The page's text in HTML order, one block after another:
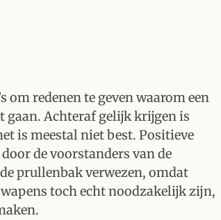
om redenen te geven waarom een
gaan. Achteraf gelijk krijgen is
is meestal niet best. Positieve
de voorstanders van de
prullenbak verwezen, omdat
toch echt noodzakelijk zijn,